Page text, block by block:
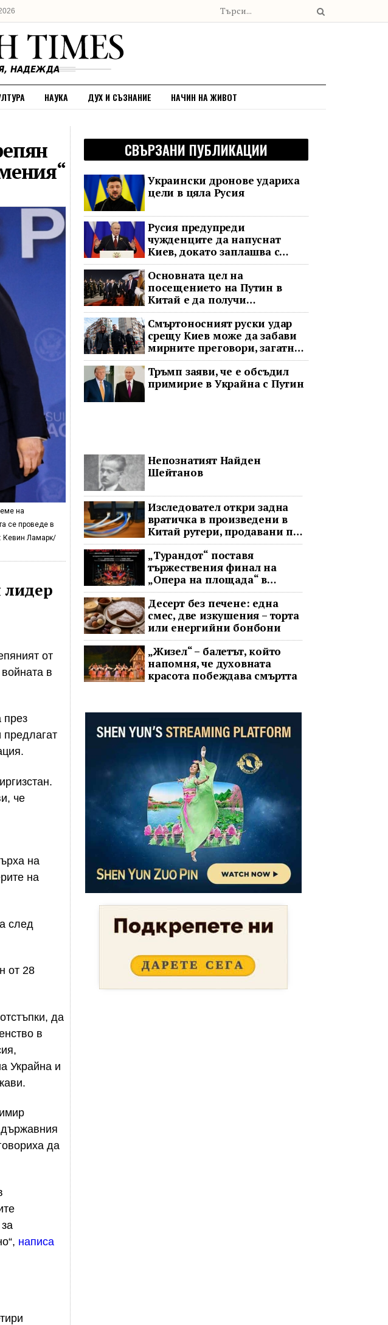
НАУКА ДУХ И СЪЗНАНИЕ НАЧИН НА ЖИВОТ
на
се проведе в
Кевин Ламарк/
лидер
от
в
през
че
на
на
след
от 28
да
в
Украйна и
да
написа
СВЪРЗАНИ ПУБЛИКАЦИИ
Украински дронове удариха
цели в цяла Русия
Русия предупреди
чужденците да напуснат
Киев, докато заплашва с
нови удари
Основната цел на
посещението на Путин в
Китай е да получи
информация за срещата
между Доналд Тръмп и Си
Дзинпин
Смъртоносният руски удар
срещу Киев може да забави
мирните преговори, загатна
Тръмп
Тръмп заяви, че е обсъдил
примирие в Украйна с Путин
Непознатият Найден
Шейтанов
Изследовател откри задна
вратичка в произведени в
Китай рутери, продавани по
целия свят
„Турандот“ поставя
тържествения финал на
„Опера на площада“ в
София
Десерт без печене: една
смес, две изкушения – торта
или енергийни бонбони
„Жизел“ – балетът, който
напомня, че духовната
красота побеждава смъртта